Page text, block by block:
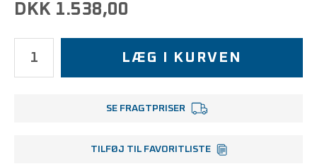
DKK 1.538,00
LÆG I KURVEN
SE FRAGTPRISER
TILFØJ TIL FAVORITLISTE